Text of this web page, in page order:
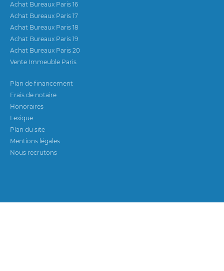
Achat Bureaux Paris 16
Achat Bureaux Paris 17
Achat Bureaux Paris 18
Achat Bureaux Paris 19
Achat Bureaux Paris 20
Vente Immeuble Paris
Plan de financement
Frais de notaire
Honoraires
Lexique
Plan du site
Mentions légales
Nous recrutons